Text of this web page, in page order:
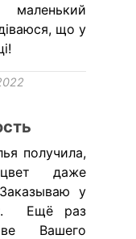
що у
получила,
даже
у
Ещё раз
Вашего